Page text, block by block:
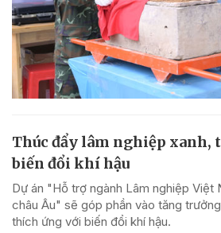
Thúc đẩy lâm nghiệp xanh,
biến đổi khí hậu
Dự án "Hỗ trợ ngành Lâm nghiệp Việt
châu Âu" sẽ góp phần vào tăng
thích ứng với biến đổi khí hậu.